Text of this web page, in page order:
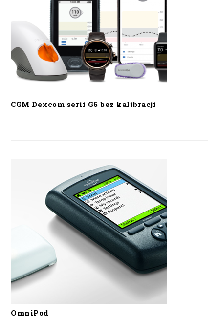
CGM Dexcom serii G6 bez kalibracji
OmniPod